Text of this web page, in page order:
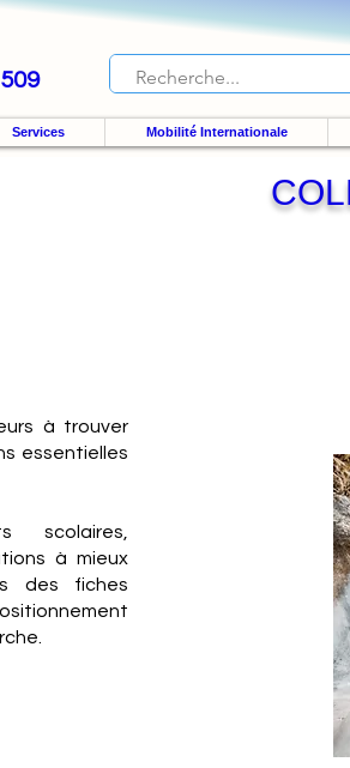
Services Mobilité Internationale
à trouver
essentielles
scolaires,
à mieux
des fiches